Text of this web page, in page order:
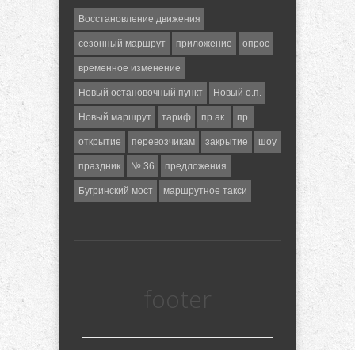
Восстановление движения
сезонный маршрут приложение опрос
временное изменение
Новый остановочный пункт Новый о.п.
Новый маршрут тариф пр.ак. пр.
открытие перевозчикам закрытие шоу
праздник № 36 предложения
Бугринский мост маршрутное такси
footer